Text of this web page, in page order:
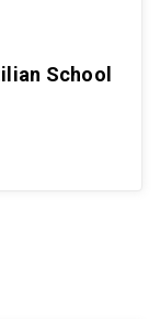
School